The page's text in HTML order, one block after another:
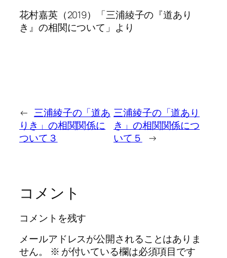
花村嘉英（2019）「三浦綾子の『道あり
き』の相関について」より
← 三浦綾子の「道あ
りき」の相関関係に
ついて３
三浦綾子の「道あり
き」の相関関係につ
いて５
→
コメント
コメントを残す
メールアドレスが公開されることはありま
せん。
※ が付いている欄は必須項目です